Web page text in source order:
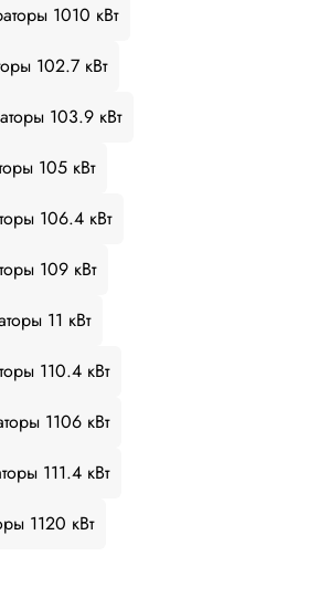
1010 кВт
102.7 кВт
103.9 кВт
105 кВт
106.4 кВт
109 кВт
11 кВт
110.4 кВт
1106 кВт
111.4 кВт
1120 кВт